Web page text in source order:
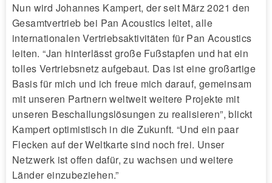
Nun wird Johannes Kampert, der seit März 2021 den
Gesamtvertrieb bei Pan Acoustics leitet, alle
internationalen Vertriebsaktivitäten für Pan Acoustics
leiten. “Jan hinterlässt große Fußstapfen und hat ein
tolles Vertriebsnetz aufgebaut. Das ist eine großartige
Basis für mich und ich freue mich darauf, gemeinsam
mit unseren Partnern weltweit weitere Projekte mit
unseren Beschallungslösungen zu realisieren”, blickt
Kampert optimistisch in die Zukunft. “Und ein paar
Flecken auf der Weltkarte sind noch frei. Unser
Netzwerk ist offen dafür, zu wachsen und weitere
Länder einzubeziehen.”